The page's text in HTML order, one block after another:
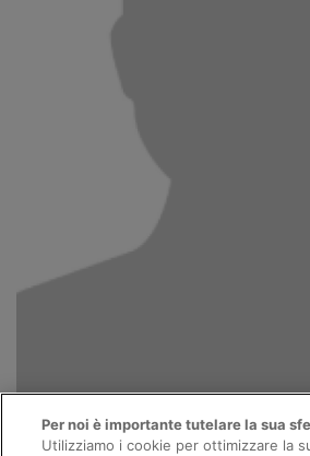
Per noi è importante tutelare la sua
Utilizziamo i cookie per ottimizzare la